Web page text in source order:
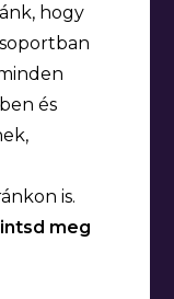
hogy
és
is.
meg